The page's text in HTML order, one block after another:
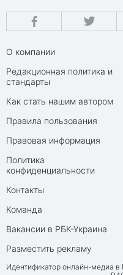
О компании
Редакционная политика и
стандарты
Как стать нашим автором
Правила пользования
Правовая информация
Политика
конфиденциальности
Контакты
Команда
Вакансии в РБК-Украина
Разместить рекламу
Идентификатор онлайн-медиа